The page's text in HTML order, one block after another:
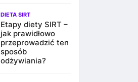
DIETA SIRT
Etapy diety SIRT –
jak prawidłowo
przeprowadzić ten
sposób
odżywiania?